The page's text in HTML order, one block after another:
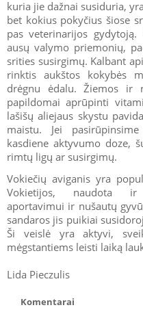
kuria jie dažnai susiduria,
bet kokius pokyčius šiose
pas veterinarijos
ausų valymo priemonių,
srities susirgimų. Kalbant
rinktis aukštos kokybės
drėgnu ėdalu. Žiemos ir
papildomai aprūpinti
lašišų aliejaus skystu
maistu. Jei
kasdiene aktyvumo doze,
rimtų ligų ar susirgimų.
Vokiečių aviganis yra
Vokietijos, naudota ir
aportavimui ir nušautų
sandaros jis puikiai
Ši veislė yra aktyvi,
mėgstantiems leisti laiką
Lida Pieczulis
Komentarai